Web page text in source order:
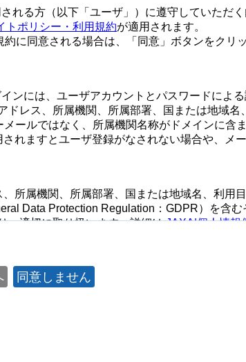
れる方（以下「ユーザ」）に遵守していただ
トポリシー・利用規約が適用されます。
に同意される場合は、「同意」ボタンをクリ
ンには、ユーザアカウントとパスワードによ
ドレス、所属機関、所属部署、国または地域名
ールではなく、所属機関名称がドメインに含
れますとユーザ登録がなされない場合や、メ
所属機関、所属部署、国または地域名、利用
Data Protection Regulation：GDPR）を含む
、適切に取り扱います。詳細はJAXA|個人情報
同意しません